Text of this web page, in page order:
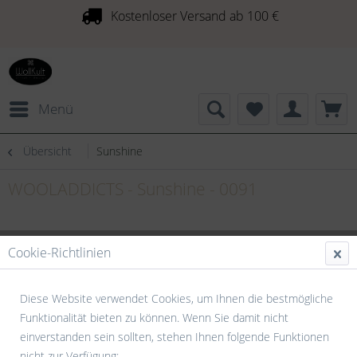
Kostenloser Versand ab 100 €
Menü
Übersicht Sunshine
Cookie-Richtlinien
Diese Website verwendet Cookies, um Ihnen die bestmögliche
Funktionalität bieten zu können. Wenn Sie damit nicht
einverstanden sein sollten, stehen Ihnen folgende Funktionen